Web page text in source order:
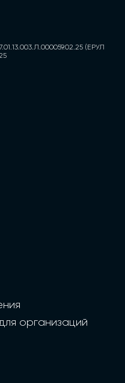
(ЕРУЛ
организаций